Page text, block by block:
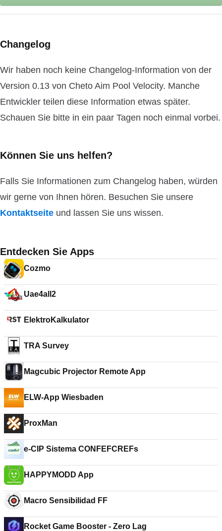
Changelog
Wir haben noch keine Changelog-Information von der
Version 0.13 von Cheto Aim Pool Velocity. Manche
Entwickler teilen diese Information etwas später.
Schauen Sie bitte in ein paar Tagen noch einmal vorbei.
Können Sie uns helfen?
Falls Sie Informationen zum Changelog haben, würden
wir gerne von Ihnen hören. Besuchen Sie unsere
Kontaktseite und lassen Sie uns wissen.
Entdecken Sie Apps
Cozmo
Uae4all2
ElektroKalkulator
TRA Survey
Magcubic Projector Remote App
ELW-App Wiesbaden
ProxMan
e-CIP Sistema CONFEFCREFs
HAPPYMODD App
Macro Sensibilidad FF
Rocket Game Booster - Zero Lag